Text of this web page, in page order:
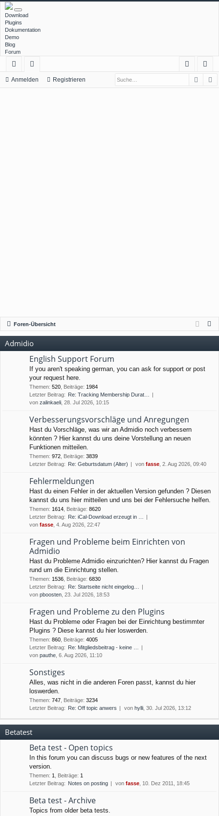
Download
Plugins
Dokumentation
Demo
Blog
Forum
ch
or
Anmelden Registrieren
Foren-Übersicht
Admidio
English Support Forum
If you aren't speaking german, you can ask for support or post
your request here.
Themen: 520 Beiträge: 1984
Letzter Beitrag: Re: Tracking Membership Durat…
von zalinkaeli , 28. Jul 2026, 10:15
Verbesserungsvorschläge und Anregungen
Hast du Vorschläge, was wir an Admidio noch verbessern
könnten ? Hier kannst du uns deine Vorstellung an neuen
Funktionen mitteilen.
Themen: 972 Beiträge: 3839
Letzter Beitrag: Re: Geburtsdatum (Alter) von fasse , 2. Aug 2026, 09:40
Fehlermeldungen
Hast du einen Fehler in der aktuellen Version gefunden ? Diesen
kannst du uns hier mitteilen und uns bei der Fehlersuche helfen.
Themen: 1614 Beiträge: 8620
Letzter Beitrag: Re: iCal-Download erzeugt in …
von fasse , 4. Aug 2026, 22:47
Fragen und Probleme beim Einrichten von
Admidio
Hast du Probleme Admidio einzurichten? Hier kannst du Fragen
rund um die Einrichtung stellen.
Themen: 1536 Beiträge: 6830
Letzter Beitrag: Re: Startseite nicht eingelog…
von pboosten , 23. Jul 2026, 18:53
Fragen und Probleme zu den Plugins
Hast du Probleme oder Fragen bei der Einrichtung bestimmter
Plugins ? Diese kannst du hier loswerden.
Themen: 860 Beiträge: 4005
Letzter Beitrag: Re: Mitgliedsbeitrag - keine …
von pauthe , 6. Aug 2026, 11:10
Sonstiges
Alles, was nicht in die anderen Foren passt, kannst du hier
loswerden.
Themen: 747 Beiträge: 3234
Letzter Beitrag: Re: Off topic anwers von hylli , 30. Jul 2026, 13:12
Betatest
Beta test - Open topics
In this forum you can discuss bugs or new features of the next
version.
Themen: 1 Beiträge: 1
Letzter Beitrag: Notes on posting von fasse , 10. Dez 2011, 18:45
Beta test - Archive
Topics from older beta tests.